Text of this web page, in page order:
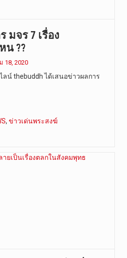
การประกาศใ…
วันที่ 8 ส…
มจร 7 เรื่อง
น ??
18, 2020
น์ thebuddh ได้เสนอข่าวผลการ
, ข่าวเด่นพระสงฆ์